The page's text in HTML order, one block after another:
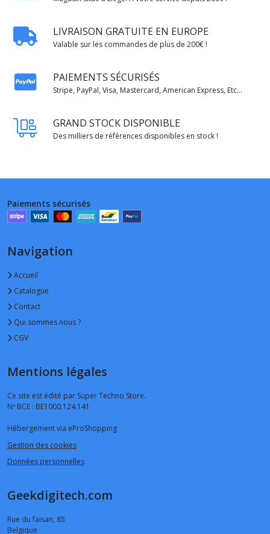
LIVRAISON GRATUITE EN EUROPE
Valable sur les commandes de plus de 200€ !
PAIEMENTS SÉCURISÉS
Stripe, PayPal, Visa, Mastercard, American Express, Etc...
GRAND STOCK DISPONIBLE
Des milliers de références disponibles en stock !
Paiements sécurisés
Navigation
Accueil
Catalogue
Contact
Qui sommes nous ?
CGV
Mentions légales
Ce site est édité par Super Techno Store.
Nº BCE : BE1000.124.141
Hébergement via eProShopping
Gestion des cookies
Données personnelles
Geekdigitech.com
Rue du faisan, 85
Belgique